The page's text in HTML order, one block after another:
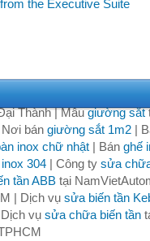
the Executive Suite
Thành | Mẫugiường sắt
bán giường sắt 1m2 |
inox chữ nhật | Bán ghế
304 | Công ty sửa
tần ABB tại
| Dịch vụ sửa biến tần
vụ sửa chữa biến tần